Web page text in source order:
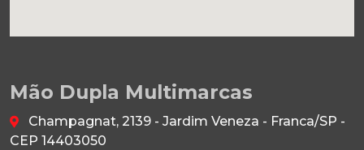
Mão Dupla Multimarcas
Champagnat, 2139 - Jardim Veneza - Franca/SP -
CEP 14403050